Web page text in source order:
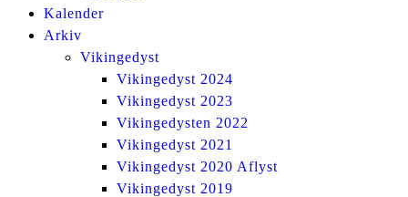
Kalender
Arkiv
Vikingedyst
Vikingedyst 2024
Vikingedyst 2023
Vikingedysten 2022
Vikingedyst 2021
Vikingedyst 2020 Aflyst
Vikingedyst 2019